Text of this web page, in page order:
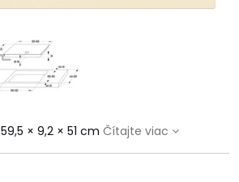
× 9,2 × 51 cm Čítajte viac